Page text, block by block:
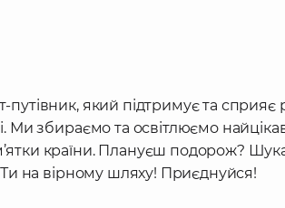
путівник, який підтримує та сприяє
Ми збираємо та освітлюємо
країни. Плануєш подорож?
Ти на вірному шляху! Приєднуйся!